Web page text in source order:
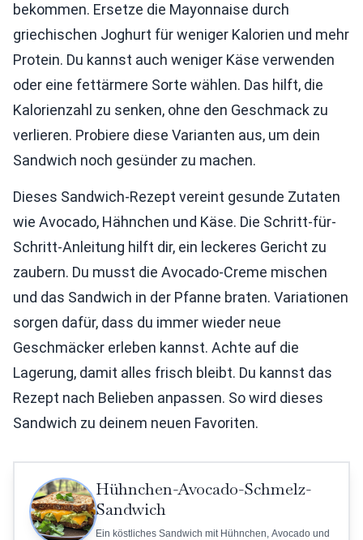
bekommen. Ersetze die Mayonnaise durch
griechischen Joghurt für weniger Kalorien und mehr
Protein. Du kannst auch weniger Käse verwenden
oder eine fettärmere Sorte wählen. Das hilft, die
Kalorienzahl zu senken, ohne den Geschmack zu
verlieren. Probiere diese Varianten aus, um dein
Sandwich noch gesünder zu machen.
Dieses Sandwich-Rezept vereint gesunde Zutaten
wie Avocado, Hähnchen und Käse. Die Schritt-für-
Schritt-Anleitung hilft dir, ein leckeres Gericht zu
zaubern. Du musst die Avocado-Creme mischen
und das Sandwich in der Pfanne braten. Variationen
sorgen dafür, dass du immer wieder neue
Geschmäcker erleben kannst. Achte auf die
Lagerung, damit alles frisch bleibt. Du kannst das
Rezept nach Belieben anpassen. So wird dieses
Sandwich zu deinem neuen Favoriten.
Hühnchen-Avocado-Schmelz-
Sandwich
Ein köstliches Sandwich mit Hühnchen, Avocado und